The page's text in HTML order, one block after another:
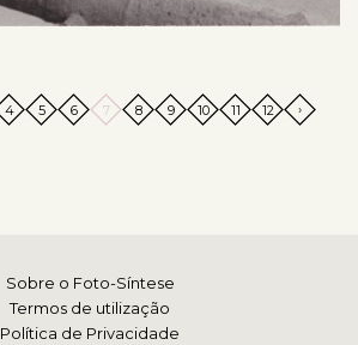
4 5 6 7 8 9 10 11 12 ›
Sobre o Foto-Síntese
Termos de utilização
Política de Privacidade